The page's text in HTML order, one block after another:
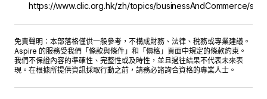
https://www.clic.org.hk/zh/topics/businessAndCommerce/
免責聲明：本部落格僅供一般參考，不構成財務、法律、稅務或專業建議。
Aspire 的服務受我們「 條款與條件 」和「 價格 」頁面中規定的條款約束。
我們不保證內容的準確性、完整性或及時性，並且過往結果不代表未來表
現。在根據所提供資訊採取行動之前，請務必諮詢合資格的專業人士。